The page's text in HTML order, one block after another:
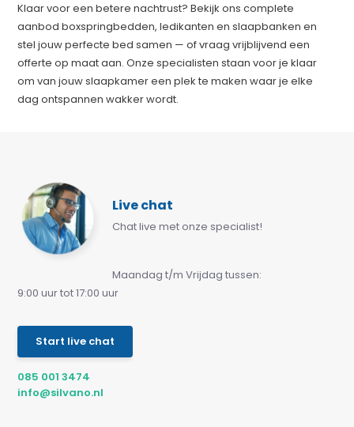
Klaar voor een betere nachtrust? Bekijk ons complete
aanbod boxspringbedden, ledikanten en slaapbanken en
stel jouw perfecte bed samen — of vraag vrijblijvend een
offerte op maat aan. Onze specialisten staan voor je klaar
om van jouw slaapkamer een plek te maken waar je elke
dag ontspannen wakker wordt.
Live chat
Chat live met onze specialist!
Maandag t/m Vrijdag tussen:
9:00 uur tot 17:00 uur
Start live chat
085 001 3474
info@silvano.nl